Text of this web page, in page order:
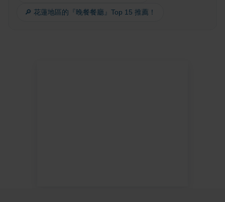
🔎 花蓮地區的『晚餐餐廳』Top 15 推薦！